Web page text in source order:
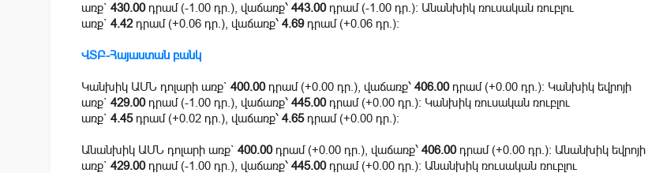
առք` 430.00դրամ (-1.00 դր.), վաճառք՝ 443.00դրամ (-1.00 դր.): Անանխիկ ռուսական ռուբլու
առք` 4.42դրամ (+0.06 դր.), վաճառք՝ 4.69դրամ (+0.06 դր.):
ՎՏԲ-Հայաստան բանկ
Կանխիկ ԱՄՆ դոլարի առք` 400.00դրամ (+0.00 դր.), վաճառք՝ 406.00դրամ (+0.00 դր.): Կանխիկ եվրոյի
առք` 429.00դրամ (-1.00 դր.), վաճառք՝ 445.00դրամ (+0.00 դր.): Կանխիկ ռուսական ռուբլու
առք` 4.45դրամ (+0.02 դր.), վաճառք՝ 4.65դրամ (+0.00 դր.):
Անանխիկ ԱՄՆ դոլարի առք` 400.00դրամ (+0.00 դր.), վաճառք՝ 406.00դրամ (+0.00 դր.): Անանխիկ եվրոյի
առք` 429.00դրամ (-1.00 դր.), վաճառք՝ 445.00դրամ (+0.00 դր.): Անանխիկ ռուսական ռուբլու